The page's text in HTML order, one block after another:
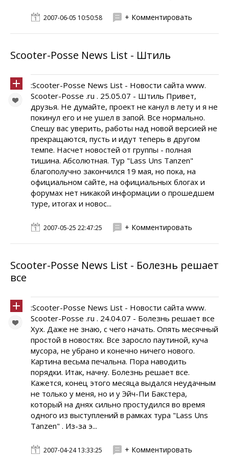
2007-06-05 10:50:58 + Комментировать
Scooter-Posse News List - Штиль
:Scooter-Posse News List - Новости сайта www.
Scooter-Posse .ru . 25.05.07 - Штиль Привет,
друзья. Не думайте, проект не канул в лету и я не
покинул его и не ушел в запой. Все нормально.
Спешу вас уверить, работы над новой версией не
прекращаются, пусть и идут теперь в другом
темпе. Насчет новостей от группы - полная
тишина. Абсолютная. Тур "Lass Uns Tanzen"
благополучно закончился 19 мая, но пока, на
официальном сайте, на официальных блогах и
форумах нет никакой информации о прошедшем
туре, итогах и новос...
2007-05-25 22:47:25 + Комментировать
Scooter-Posse News List - Болезнь решает
все
:Scooter-Posse News List - Новости сайта www.
Scooter-Posse .ru . 24.04.07 - Болезнь решает все
Хух. Даже не знаю, с чего начать. Опять месячный
простой в новостях. Все заросло паутиной, куча
мусора, не убрано и конечно ничего нового.
Картина весьма печальна. Пора наводить
порядки. Итак, начну. Болезнь решает все.
Кажется, конец этого месяца выдался неудачным
не только у меня, но и у Эйч-Пи Бакстера,
который на днях сильно простудился во время
одного из выступлений в рамках тура "Lass Uns
Tanzen" . Из-за э...
2007-04-24 13:33:25 + Комментировать